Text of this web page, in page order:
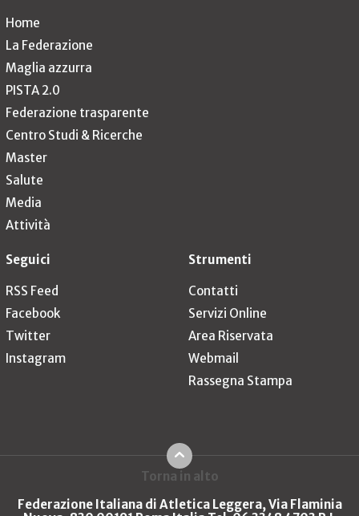
Home
La Federazione
Maglia azzurra
PISTA 2.0
Federazione trasparente
Centro Studi & Ricerche
Master
Salute
Media
Attività
Seguici
RSS Feed
Facebook
Twitter
Instagram
Strumenti
Contatti
Servizi Online
Area Riservata
Webmail
Rassegna Stampa
Torna in alto
Federazione Italiana di Atletica Leggera, Via Flaminia